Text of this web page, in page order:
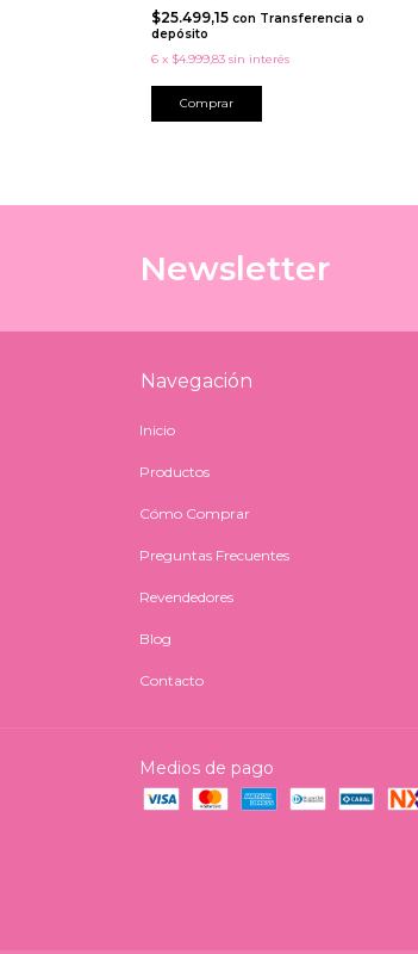
$25.499,15 con Transferencia o
depósito
6 x $4.999,83 sin interés
Newsletter
Navegación
Inicio
Productos
Cómo Comprar
Preguntas Frecuentes
Revendedores
Blog
Contacto
Medios de pago